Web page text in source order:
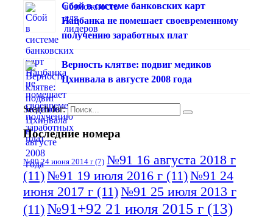
Сбой в системе банковских карт
Нацбанка не помешает своевременному
получению заработных плат
Верность клятве: подвиг медиков
Цхинвала в августе 2008 года
Search for:
Последние номера
№90 24 июня 2014 г (7) №91 16 августа 2018 г
(11)№91 19 июля 2016 г (11)№91 24
июня 2017 г (11)№91 25 июля 2013 г
(11)№91+92 21 июля 2015 г (13)